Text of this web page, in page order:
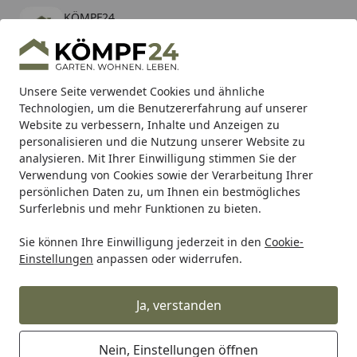
Unsere Seite verwendet Cookies und ähnliche
Technologien, um die Benutzererfahrung auf unserer
Website zu verbessern, Inhalte und Anzeigen zu
personalisieren und die Nutzung unserer Website zu
analysieren. Mit Ihrer Einwilligung stimmen Sie der
Verwendung von Cookies sowie der Verarbeitung Ihrer
persönlichen Daten zu, um Ihnen ein bestmögliches
Surferlebnis und mehr Funktionen zu bieten.
Sie können Ihre Einwilligung jederzeit in den Cookie-
Einstellungen anpassen oder widerrufen.
Ja, verstanden
Nein, Einstellungen öffnen
KÖMPF24
kostenlos - Im App Store
Hotline
Alle Produkte
Mein Konto
Suchen
Karibu Pools inkl. gratis Sandfilteranlage & Pool-
Starterset (Gesamtwert bis 468,99€)
Startseite
Sena Helmkommunikation SENA Helmhalterung SPIDER
SENA Helmhalterung SPIDER ST1